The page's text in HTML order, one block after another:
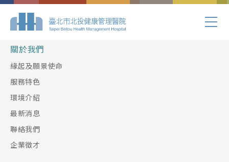
Index.php
關於我們
緣起及願景使命
服務特色
環境介紹
最新消息
聯絡我們
企業徵才